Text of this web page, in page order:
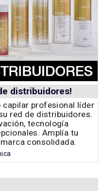
distribuidores!
capilar profesional líder
red de distribuidores.
tecnología
Amplía tu
consolidada.